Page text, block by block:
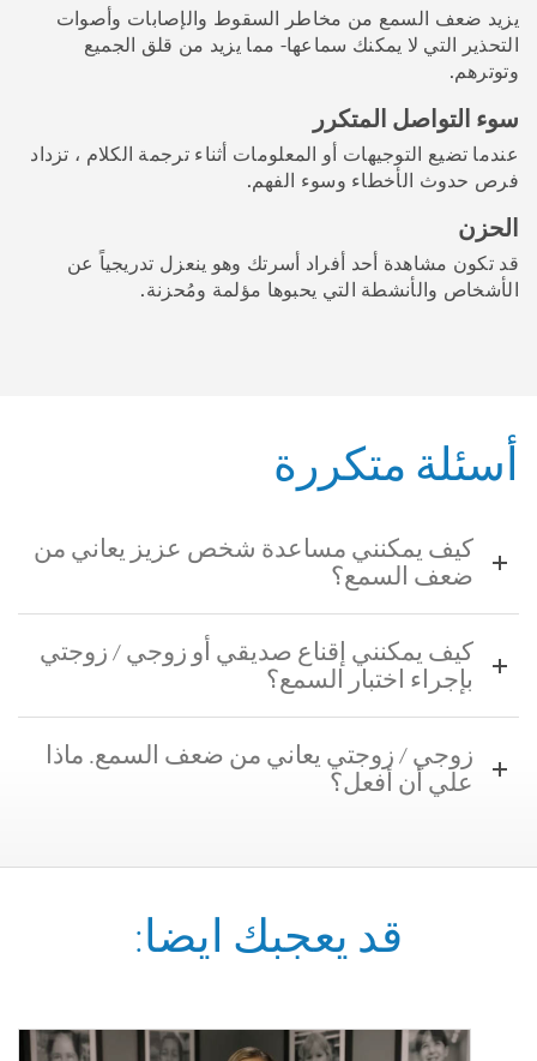
يزيد ضعف السمع من مخاطر السقوط والإصابات وأصوات
التحذير التي لا يمكنك سماعها- مما يزيد من قلق الجميع
وتوترهم.
سوء التواصل المتكرر
عندما تضيع التوجيهات أو المعلومات أثناء ترجمة الكلام ، تزداد
فرص حدوث الأخطاء وسوء الفهم.
الحزن
قد تكون مشاهدة أحد أفراد أسرتك وهو ينعزل تدريجياً عن
الأشخاص والأنشطة التي يحبوها مؤلمة ومُحزنة.
أسئلة متكررة
كيف يمكنني مساعدة شخص عزيز يعاني من
ضعف السمع؟
كيف يمكنني إقناع صديقي أو زوجي / زوجتي
بإجراء اختبار السمع؟
زوجي / زوجتي يعاني من ضعف السمع. ماذا
علي أن أفعل؟
قد يعجبك ايضا: